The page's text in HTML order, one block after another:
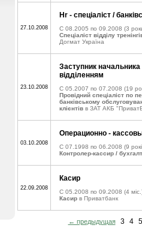
27.10.2008
Hr - спеціаліст /
C 08.2005 по 09.2008 (3
Спеціаліст відділу
Догмат Україна
23.10.2008
Заступник начальника
відділенням
C 05.2007 по 07.2008 (19
Провідний спеціаліст по
банківському
клієнтів в ЗАТ АКБ
03.10.2008
Операционно -
C 07.1998 по 06.2008 (9
Контролер-кассир /
22.09.2008
Касир
C 05.2008 по 09.2008 (4
Касир в Приватбанк
← предыдущая 3 4 5